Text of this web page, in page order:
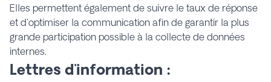
Elles permettent également de suivre le taux de réponse
et d'optimiser la communication afin de garantir la plus
grande participation possible à la collecte de données
internes.
Lettres d'information :